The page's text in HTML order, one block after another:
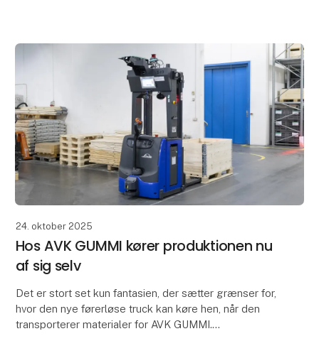
24. oktober 2025
Hos AVK GUMMI kører produktionen nu
af sig selv
Det er stort set kun fantasien, der sætter grænser for,
hvor den nye førerløse truck kan køre hen, når den
transporterer materialer for AVK GUMMI.